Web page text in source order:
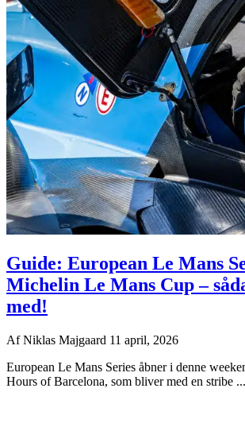
Guide: European Le Mans
Michelin Le Mans Cup –
med!
AfNiklas Majgaard 11 april, 2026
European Le Mans Series åbner i denne
Hours of Barcelona, som bliver med en stribe ...